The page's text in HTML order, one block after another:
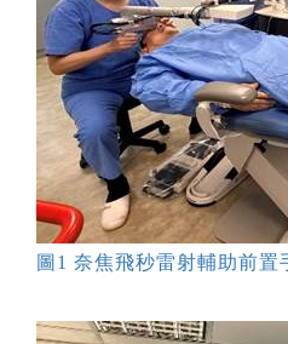
圖1 奈焦飛秒雷射輔助前